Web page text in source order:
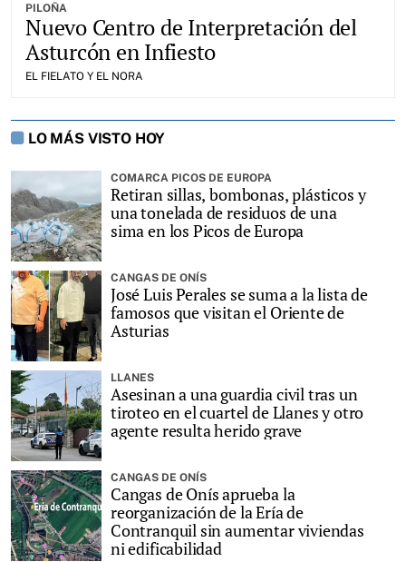
PILOÑA
Nuevo Centro de Interpretación del
Asturcón en Infiesto
EL FIELATO Y EL NORA
LO MÁS VISTO HOY
COMARCA PICOS DE EUROPA
Retiran sillas, bombonas, plásticos y
una tonelada de residuos de una
sima en los Picos de Europa
CANGAS DE ONÍS
José Luis Perales se suma a la lista de
famosos que visitan el Oriente de
Asturias
LLANES
Asesinan a una guardia civil tras un
tiroteo en el cuartel de Llanes y otro
agente resulta herido grave
CANGAS DE ONÍS
Cangas de Onís aprueba la
reorganización de la Ería de
Contranquil sin aumentar viviendas
ni edificabilidad